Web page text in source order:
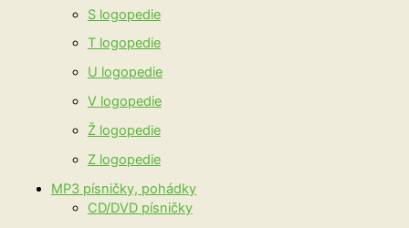
S logopedie
T logopedie
U logopedie
V logopedie
Ž logopedie
Z logopedie
MP3 písničky, pohádky
CD/DVD písničky